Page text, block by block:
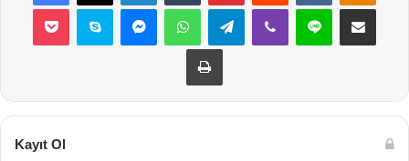
Pocket Skype MessengerWhatsAppTelegramViber Line E-Posta ile
Yazdır
Kayıt Ol